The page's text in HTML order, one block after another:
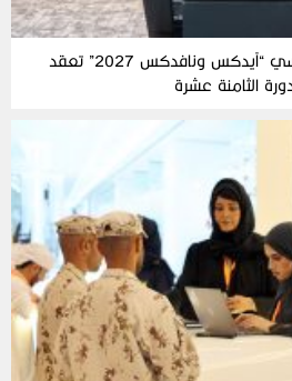
اللجنة العليا المنظمة لمعرضي “آيدكس ونافدكس 2027” تعقد
الثامنة عشرة